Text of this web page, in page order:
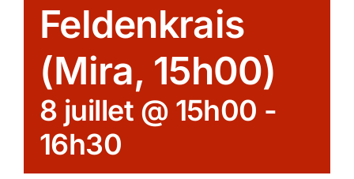
Feldenkrais
(Mira, 15h00)
8 juillet @ 15h00 -
16h30